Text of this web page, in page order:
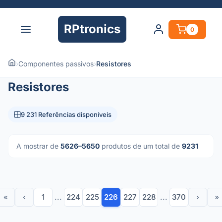
RPtronics 0
›Componentes passivos›Resistores
Resistores
9 231 Referências disponíveis
A mostrar de 5626–5650 produtos de um total de 9231
« ‹ 1 ... 224 225 226 227 228 ... 370 › »